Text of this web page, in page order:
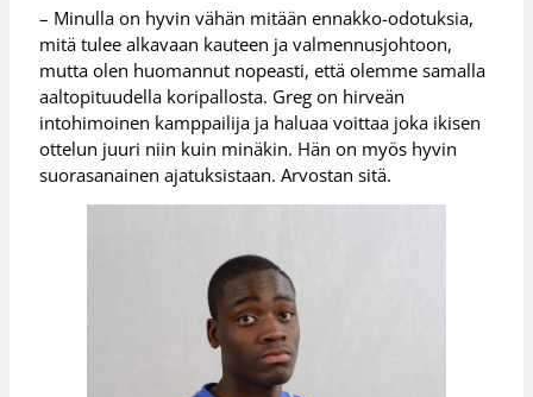
– Minulla on hyvin vähän mitään ennakko-odotuksia,
mitä tulee alkavaan kauteen ja valmennusjohtoon,
mutta olen huomannut nopeasti, että olemme samalla
aaltopituudella koripallosta. Greg on hirveän
intohimoinen kamppailija ja haluaa voittaa joka ikisen
ottelun juuri niin kuin minäkin. Hän on myös hyvin
suorasanainen ajatuksistaan. Arvostan sitä.